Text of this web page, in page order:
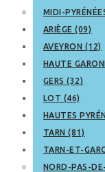
MIDI-
ARIÈGE (09)
AVEYRON (12)
HAUTE
GERS (32)
LOT (46)
HAUTES
TARN (81)
TARN-ET-
NORD-PAS-